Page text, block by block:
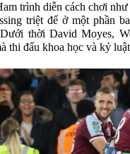
trình diễn cách chơi
triệt để ở một phần
thời David Moyes,
thi đấu khoa học và kỷ